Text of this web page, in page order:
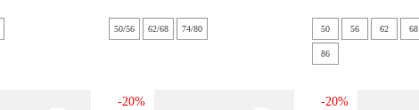
50/56 62/68 74/80 50 56 62 68
86
-20% -20%